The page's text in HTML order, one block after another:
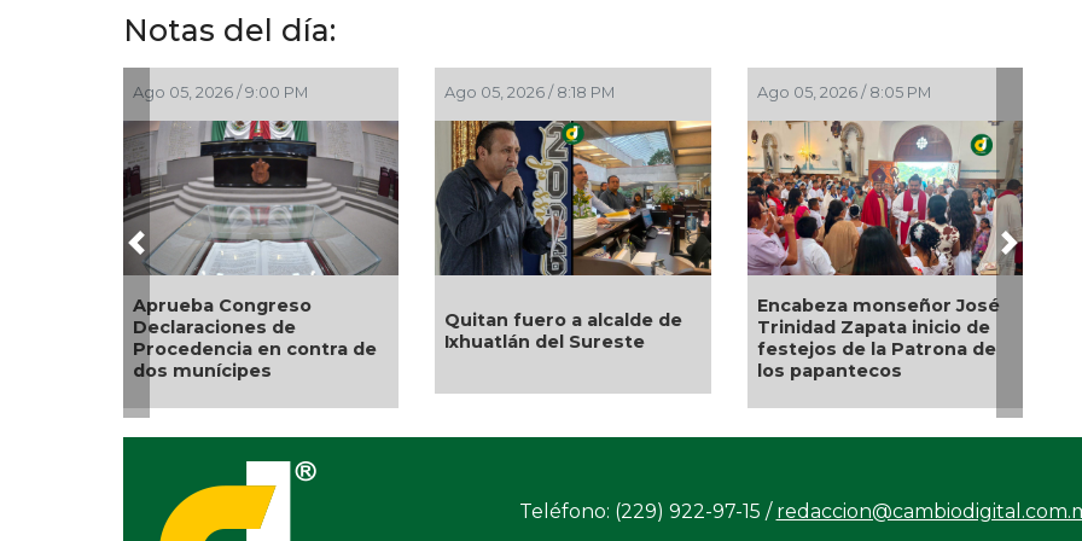
Notas del día:
Ago 05, 2026 / 9:00 PM
Aprueba Congreso
Declaraciones de
Procedencia en contra de
dos munícipes
Ago 05, 2026 / 8:18 PM
Quitan fuero a alcalde de
Ixhuatlán del Sureste
Ago 05, 2026 / 8:05 PM
Encabeza monseñor José
Trinidad Zapata inicio de
festejos de la Patrona de
los papantecos
Previous Next
Teléfono: (229) 922-97-15 /